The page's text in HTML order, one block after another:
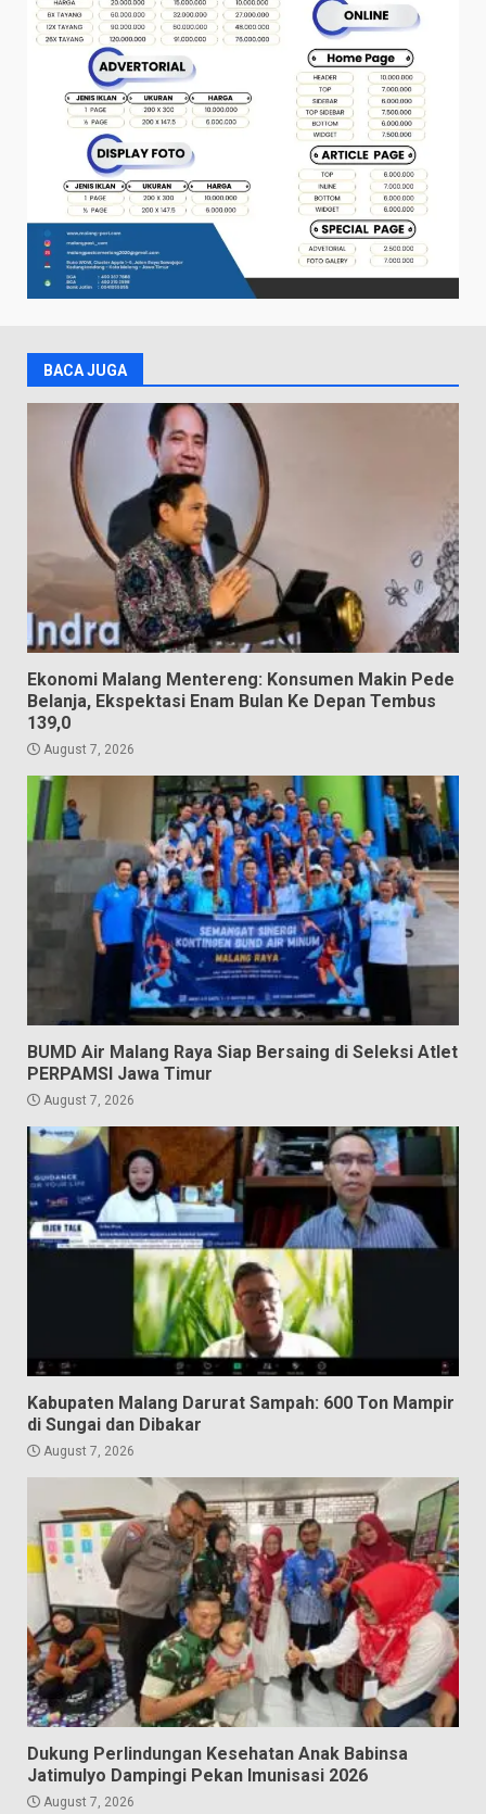
BACA JUGA
Ekonomi Malang Mentereng: Konsumen Makin Pede
Belanja, Ekspektasi Enam Bulan Ke Depan Tembus
139,0
August 7, 2026
BUMD Air Malang Raya Siap Bersaing di Seleksi Atlet
PERPAMSI Jawa Timur
August 7, 2026
Kabupaten Malang Darurat Sampah: 600 Ton Mampir
di Sungai dan Dibakar
August 7, 2026
Dukung Perlindungan Kesehatan Anak Babinsa
Jatimulyo Dampingi Pekan Imunisasi 2026
August 7, 2026